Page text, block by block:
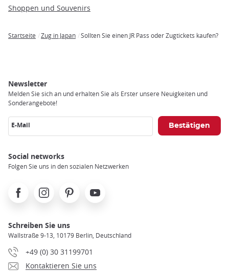
Shoppen und Souvenirs
Startseite Zug in Japan Sollten Sie einen JR Pass oder Zugtickets kaufen?
Newsletter
Melden Sie sich an und erhalten Sie als Erster unsere Neuigkeiten und
Sonderangebote!
E-Mail
Social networks
Folgen Sie uns in den sozialen Netzwerken
FacebookInstagramPinterest Youtube
Schreiben Sie uns
Wallstraße 9-13, 10179 Berlin, Deutschland
+49 (0) 30 31199701
Kontaktieren Sie uns